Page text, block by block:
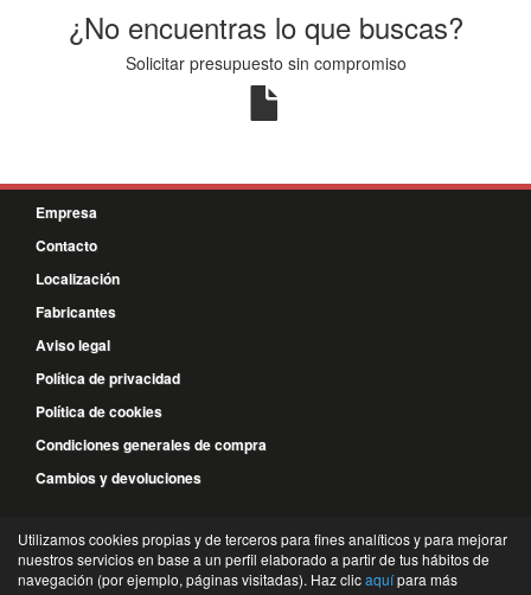
¿No encuentras lo que buscas?
Solicitar presupuesto sin compromiso
Empresa
Contacto
Localización
Fabricantes
Aviso legal
Política de privacidad
Política de cookies
Condiciones generales de compra
Cambios y devoluciones
926 58 67 54
648 239 073
Utilizamos cookies propias y de terceros para fines analíticos y para mejorar
nuestros servicios en base a un perfil elaborado a partir de tus hábitos de
navegación (por ejemplo, páginas visitadas). Haz clicaquípara más